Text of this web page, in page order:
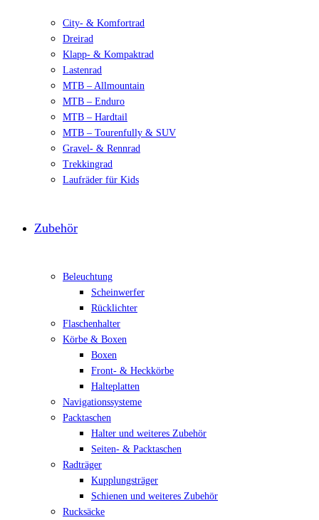
City- & Komfortrad
Dreirad
Klapp- & Kompaktrad
Lastenrad
MTB – Allmountain
MTB – Enduro
MTB – Hardtail
MTB – Tourenfully & SUV
Gravel- & Rennrad
Trekkingrad
Laufräder für Kids
Zubehör
Beleuchtung
Scheinwerfer
Rücklichter
Flaschenhalter
Körbe & Boxen
Boxen
Front- & Heckkörbe
Halteplatten
Navigationssysteme
Packtaschen
Halter und weiteres Zubehör
Seiten- & Packtaschen
Radträger
Kupplungsträger
Schienen und weiteres Zubehör
Rucksäcke